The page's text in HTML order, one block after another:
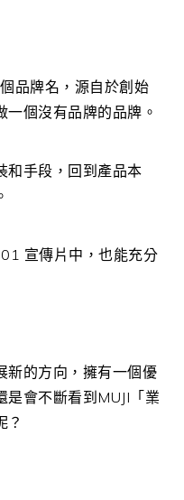
品牌名，源自於創始
個沒有品牌的品牌。
和手段，回到產品本
宣傳片中，也能充分
新的方向，擁有一個優
會不斷看到MUJI「業
？